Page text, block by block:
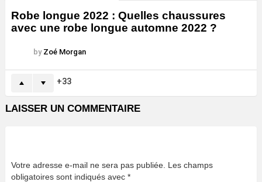
Robe longue 2022 : Quelles chaussures
avec une robe longue automne 2022 ?
by Zoé Morgan
33
LAISSER UN COMMENTAIRE
Votre adresse e-mail ne sera pas publiée. Les champs
obligatoires sont indiqués avec *